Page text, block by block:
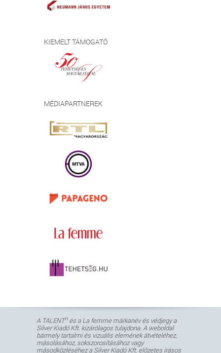
KIEMELT TÁMOGATÓ
MÉDIAPARTNEREK
A TALENTnés a La femme márkanév és védjegy a
Silver Kiadó Kft. kizárólagos tulajdona. A weboldal
bármely tartalmi és vizuális elemének átvételéhez,
másolásához, sokszorosításához vagy
másodközléséhez a Silver Kiadó Kft. előzetes írásos